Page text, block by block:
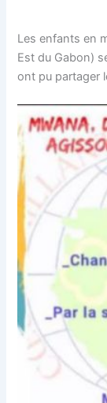
Les enfants en
Est du Gabon)
ont pu partager